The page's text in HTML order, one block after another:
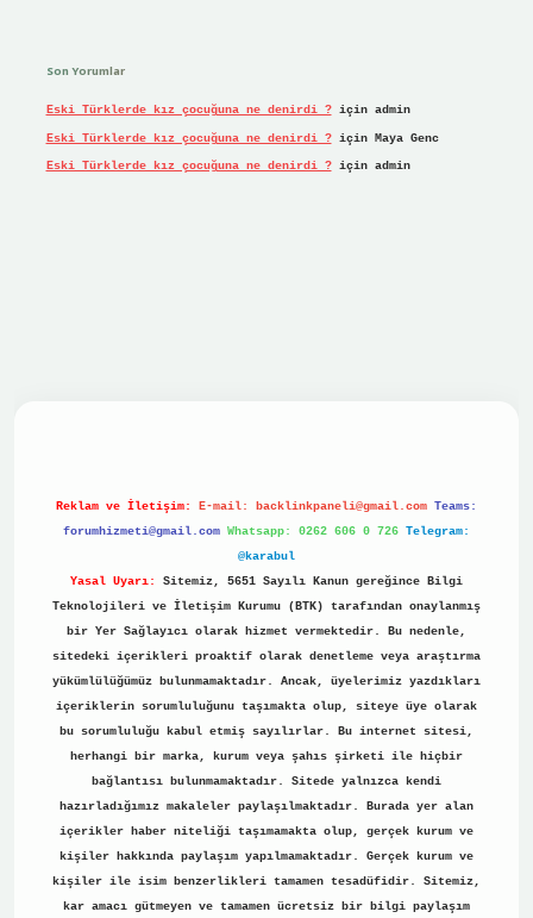
Son Yorumlar
Eski Türklerde kız çocuğuna ne denirdi ?için admin
Eski Türklerde kız çocuğuna ne denirdi ?için Maya Genc
Eski Türklerde kız çocuğuna ne denirdi ?için admin
Reklam ve İletişim: E-mail: backlinkpaneli@gmail.com Teams:
forumhizmeti@gmail.com Whatsapp: 0262 606 0 726 Telegram:
@karabul
Yasal Uyarı:
Sitemiz, 5651 Sayılı Kanun gereğince Bilgi
Teknolojileri ve İletişim Kurumu (BTK) tarafından onaylanmış
bir Yer Sağlayıcı olarak hizmet vermektedir. Bu nedenle,
sitedeki içerikleri proaktif olarak denetleme veya araştırma
yükümlülüğümüz bulunmamaktadır. Ancak, üyelerimiz yazdıkları
içeriklerin sorumluluğunu taşımakta olup, siteye üye olarak
bu sorumluluğu kabul etmiş sayılırlar. Bu internet sitesi,
herhangi bir marka, kurum veya şahıs şirketi ile hiçbir
bağlantısı bulunmamaktadır. Sitede yalnızca kendi
hazırladığımız makaleler paylaşılmaktadır. Burada yer alan
içerikler haber niteliği taşımamakta olup, gerçek kurum ve
kişiler hakkında paylaşım yapılmamaktadır. Gerçek kurum ve
kişiler ile isim benzerlikleri tamamen tesadüfidir. Sitemiz,
kar amacı gütmeyen ve tamamen ücretsiz bir bilgi paylaşım